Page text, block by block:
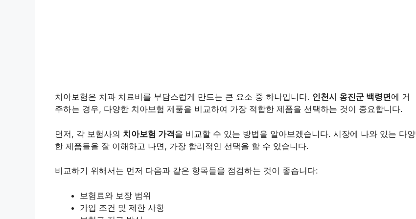
치아보험은 치과 치료비를 부담스럽게 만드는 큰 요소 중 하나입니다. 인천시 옹진군 백령면에 거
주하는 경우, 다양한 치아보험 제품을 비교하여 가장 적합한 제품을 선택하는 것이 중요합니다.
먼저, 각 보험사의 치아보험 가격을 비교할 수 있는 방법을 알아보겠습니다. 시장에 나와 있는 다양
한 제품들을 잘 이해하고 나면, 가장 합리적인 선택을 할 수 있습니다.
비교하기 위해서는 먼저 다음과 같은 항목들을 점검하는 것이 좋습니다:
보험료와 보장 범위
가입 조건 및 제한 사항